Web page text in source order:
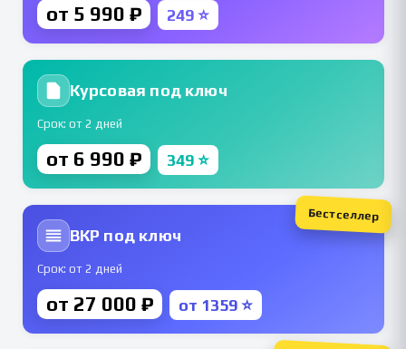
от 5 990 ₽ 249 ⭐
Курсовая под ключ
Срок: от 2 дней
от 6 990 ₽ 349 ⭐
ВКР под ключ
Срок: от 2 дней
от 27 000 ₽ от 1359 ⭐
Бестселлер